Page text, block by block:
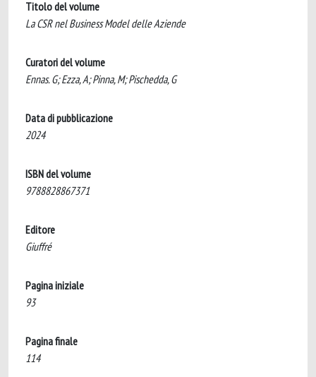
Titolo del volume
La CSR nel Business Model delle Aziende
Curatori del volume
Ennas. G; Ezza, A; Pinna, M; Pischedda, G
Data di pubblicazione
2024
ISBN del volume
9788828867371
Editore
Giuffré
Pagina iniziale
93
Pagina finale
114